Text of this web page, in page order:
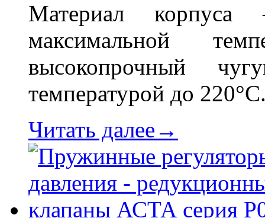
Материал
максимальной
высокопрочный
температурой до
Читать далее→